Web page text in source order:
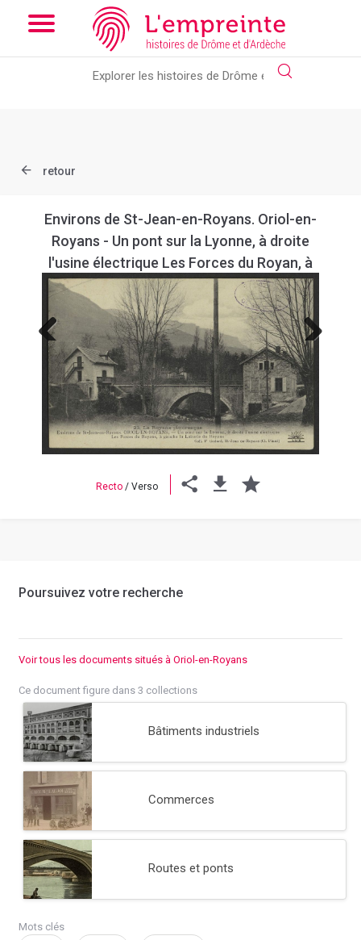
Array ( [slug] => document [ref] => B263626101_CP849 )
the new slick-theme.css if you want the default styling
retour
Environs de St-Jean-en-Royans. Oriol-en-
Royans - Un pont sur la Lyonne, à droite
l'usine électrique Les Forces du Royan, à
gauche la Laiterie du Royans.
Previous Next
Recto / Verso
Poursuivez votre recherche
Voir tous les documents situés à Oriol-en-Royans
Ce document figure dans 3 collections
Bâtiments industriels
Commerces
Routes et ponts
Mots clés